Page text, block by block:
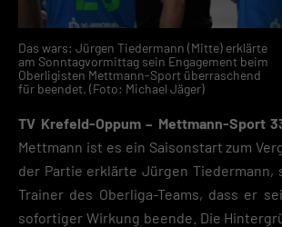
Das wars: Jürgen Tiedermann (Mitte) erklärte
am Sonntagvormittag sein Engagement beim
Oberligisten Mettmann-Sport überraschend
für beendet. (Foto: Michael Jäger)
TV Krefeld-Oppum – Mettmann-Sport
Mettmann ist es ein Saisonstart zum
der Partie erklärte Jürgen Tiedermann,
Trainer des Oberliga-Teams, dass er
sofortiger Wirkung beende. Die